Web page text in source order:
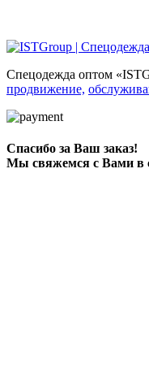
Спецодежда оптом
продвижение,
Спасибо за Ваш заказ!
Мы свяжемся с Вами в